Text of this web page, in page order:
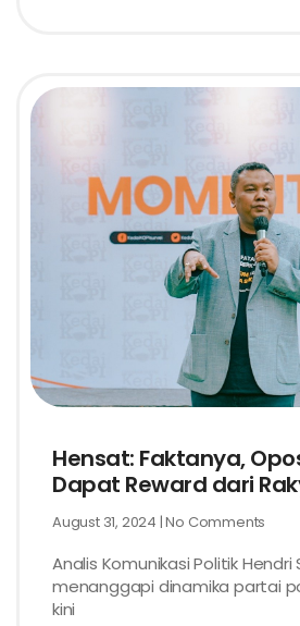
Hensat: Faktanya,
Dapat Reward dari
August 31, 2024 No Comments
Analis Komunikasi Politik
menanggapi dinamika partai
kini